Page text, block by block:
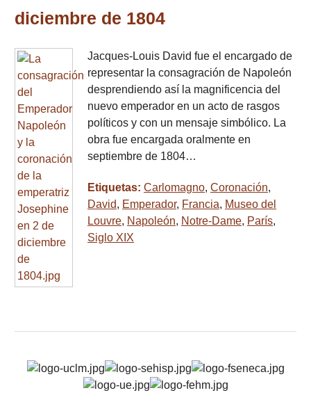
diciembre de 1804
Jacques-Louis David fue el encargado de
representar la consagración de Napoleón
desprendiendo así la magnificencia del
nuevo emperador en un acto de rasgos
políticos y con un mensaje simbólico. La
obra fue encargada oralmente en
septiembre de 1804…
Etiquetas: Carlomagno, Coronación,
David, Emperador, Francia, Museo del
Louvre, Napoleón, Notre-Dame, París,
Siglo XIX